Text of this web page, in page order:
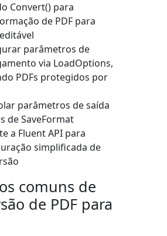
Convert() para
de PDF para
parâmetros de
via LoadOptions,
PDFs protegidos por
parâmetros de saída
deSaveFormat
a Fluent API para
simplificada de
comuns de
de PDF para